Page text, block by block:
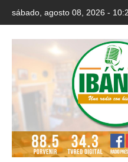
sábado, agosto 08, 2026 -